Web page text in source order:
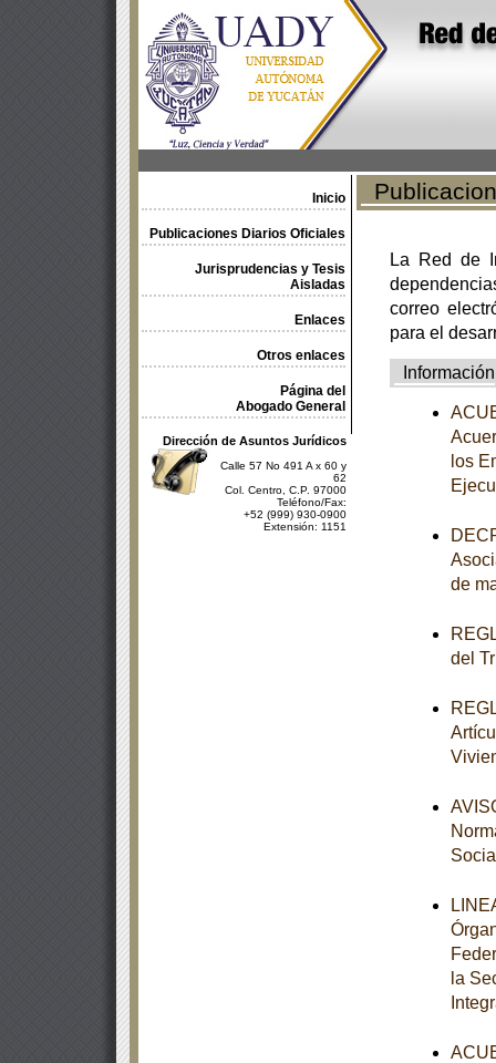
Inicio
Publicaciones Diarios Oficiales
Jurisprudencias y Tesis
Aisladas
Enlaces
Otros enlaces
Página del
Abogado General
Dirección de Asuntos Jurídicos
Calle 57 No 491 A x 60 y
62
Col. Centro, C.P. 97000
Teléfono/Fax:
+52 (999) 930-0900
Extensión: 1151
La Red de
correo
para el
Información
los
de
del
la